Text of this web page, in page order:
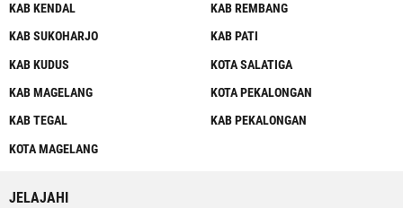
KAB KENDAL
KAB SUKOHARJO
KAB KUDUS
KAB MAGELANG
KAB TEGAL
KOTA MAGELANG
KAB REMBANG
KAB PATI
KOTA SALATIGA
KOTA PEKALONGAN
KAB PEKALONGAN
JELAJAHI